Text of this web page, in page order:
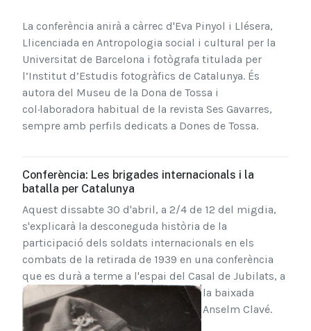
La conferència anirà a càrrec d'Eva Pinyol i Llésera,
Llicenciada en Antropologia social i cultural per la
Universitat de Barcelona i fotògrafa titulada per
l’Institut d’Estudis fotogràfics de Catalunya. És
autora del Museu de la Dona de Tossa i
col·laboradora habitual de la revista Ses Gavarres,
sempre amb perfils dedicats a Dones de Tossa.
Conferència: Les brigades internacionals i la
batalla per Catalunya
Aquest dissabte 30 d'abril, a 2/4 de 12 del migdia,
s'explicarà la desconeguda història de la
participació dels soldats internacionals en els
combats de la retirada de 1939 en una conferència
que es durà a terme a l'espai del Casal de Jubilats, a
la baixada
Anselm Clavé.